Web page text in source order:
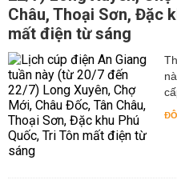
Châu, Thoại Sơn, Đặc
mất điện từ sáng